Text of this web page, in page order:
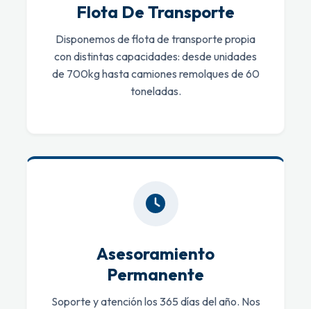
Flota De Transporte
Disponemos de flota de transporte propia
con distintas capacidades: desde unidades
de 700kg hasta camiones remolques de 60
toneladas.
Asesoramiento
Permanente
Soporte y atención los 365 días del año. Nos